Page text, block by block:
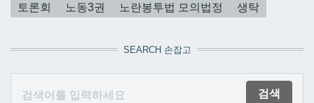
토론회
노동3권 노란봉투법 모의법정 생탁
SEARCH 손잡고